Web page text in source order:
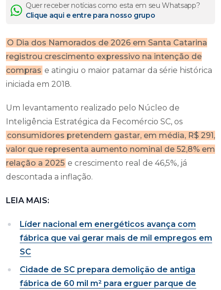
Quer receber notícias como esta em seu Whatsapp?
Clique aqui e entre para nosso grupo
O Dia dos Namorados de 2026 em Santa Catarina
registrou crescimento expressivo na intenção de
compras e atingiu o maior patamar da série histórica
iniciada em 2018.
Um levantamento realizado pelo Núcleo de
Inteligência Estratégica da Fecomércio SC, os
consumidores pretendem gastar, em média, R$ 291,
valor que representa aumento nominal de 52,8% em
relação a 2025 e crescimento real de 46,5%, já
descontada a inflação.
LEIA MAIS:
Líder nacional em energéticos avança com
fábrica que vai gerar mais de mil empregos em
SC
Cidade de SC prepara demolição de antiga
fábrica de 60 mil m² para erguer parque de